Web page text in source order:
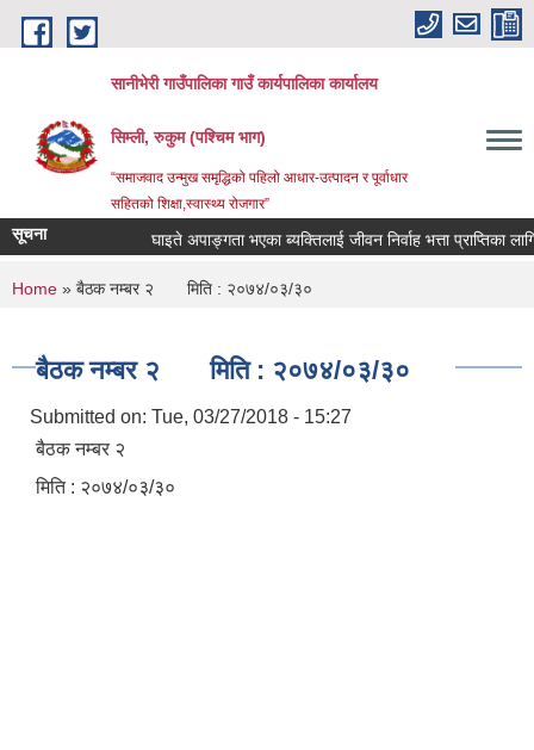
Skip to main content
सानीभेरी गाउँपालिका गाउँ कार्यपालिका कार्यालय
सिम्ली, रुकुम (पश्चिम भाग)
“समाजवाद उन्मुख समृद्धिको पहिलो आधार-उत्पादन र पूर्वाधार
सहितको शिक्षा,स्वास्थ्य रोजगार”
सूचना घाइते अपाङ्गता भएका ब्यक्तिलाई जीवन निर्वाह भत्ता प्राप्तिका लागि
You are here
Home » बैठक नम्बर २ मिति : २०७४/०३/३०
बैठक नम्बर २ मिति : २०७४/०३/३०
Submitted on: Tue, 03/27/2018 - 15:27
बैठक नम्बर २
मिति : २०७४/०३/३०